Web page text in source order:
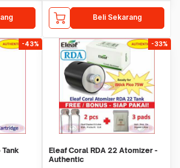
Beli Sekarang
-43% -33%
Eleaf Coral RDA 22 Atomizer -
Authentic